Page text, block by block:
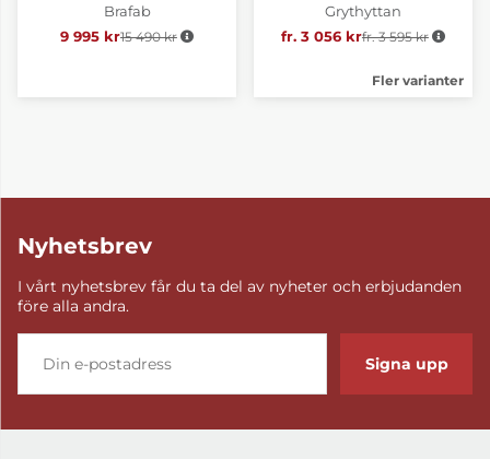
Brafab
9 995 kr Ordinarie pris:
15 490 kr
Grythyttan
fr. 3 056 krOrdinarie pris:
fr. 3 595 kr
Fler varianter
Nyhetsbrev
I vårt nyhetsbrev får du ta del av nyheter och erbjudanden
före alla andra.
Signa upp